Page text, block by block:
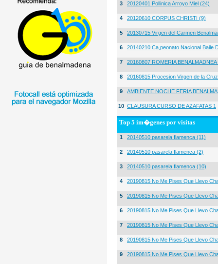
3 20120401 Pollinica Arroyo Miel (24)
4 20120610 CORPUS CHRISTI (9)
5 20130715 Virgen del Carmen
6 20140210 Ca,peonato Nacional Baile
7 20160807 ROMERIA
8 20160815 Procesion Virgen de la
9 AMBIENTE NOCHE FERIA
10 CLAUSURA CURSO DE AZAFATAS 1
Top 5 im�genes por visitas
1 20140510 pasarela flamenca (11)
2 20140510 pasarela flamenca (2)
3 20140510 pasarela flamenca (10)
4 20190815 No Me Pises Que Llevo
5 20190815 No Me Pises Que Llevo
6 20190815 No Me Pises Que Llevo
7 20190815 No Me Pises Que Llevo
8 20190815 No Me Pises Que Llevo
9 20190815 No Me Pises Que Llevo